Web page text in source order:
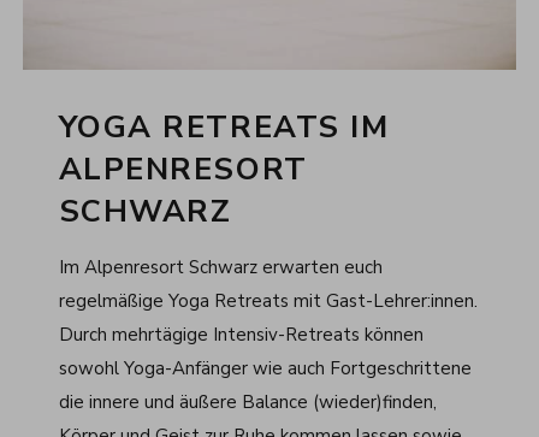
YOGA RETREATS IM
ALPENRESORT
SCHWARZ
Im Alpenresort Schwarz erwarten euch
regelmäßige Yoga Retreats mit Gast-Lehrer:innen.
Durch mehrtägige Intensiv-Retreats können
sowohl Yoga-Anfänger wie auch Fortgeschrittene
die innere und äußere Balance (wieder)finden,